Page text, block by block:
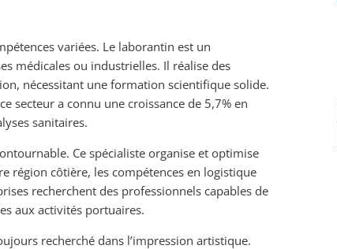
variées. Le laborantin est un
médicales ou industrielles. Il réalise des
nécessitant une formation scientifique solide.
secteur a connu une croissance de 5,7% en
sanitaires.
Ce spécialiste organise et optimise
région côtière, les compétences en logistique
recherchent des professionnels capables de
aux activités portuaires.
recherché dans l’impression artistique.